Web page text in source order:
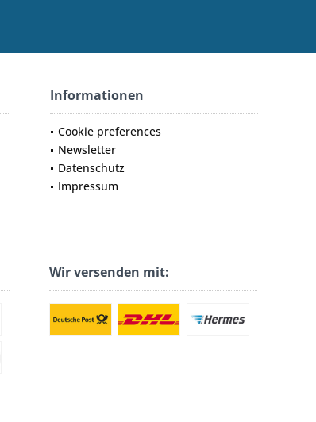
Informationen
Cookie preferences
Newsletter
Datenschutz
Impressum
Wir versenden mit: